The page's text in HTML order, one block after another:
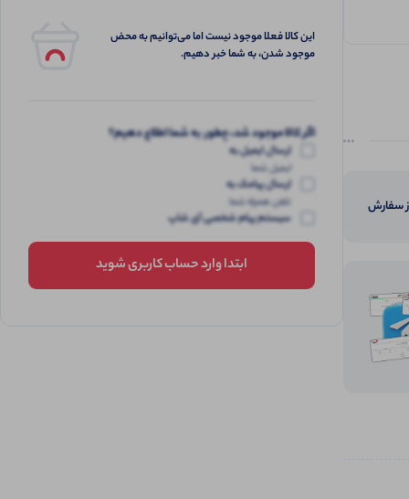
سفارش
این کالا فعلا موجود نیست اما می‌توانیم به محض
موجود شدن، به شما خبر دهیم.
اگر کالا موجود شد، چطور به شما اطلاع دهیم؟
ارسال ایمیل به
ایمیل شما
ارسال پیامک به
تلفن همراه شما
سیستم پیام شخصی آی شاپ
ابتدا وارد حساب کاربری شوید